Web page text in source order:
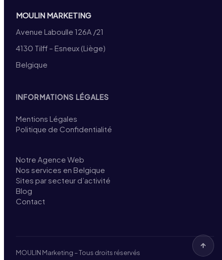
MOULIN MARKETING
Avenue Laboulle 126A /21
4130 Tilff – Esneux (Liège)
Belgique
INFORMATIONS LÉGALES
Mentions Légales
Politique de Confidentialité
Notre Agence Web
Nos services en Belgique
Sites par secteur d’activité
Blog
Contact
MOULIN Marketing – Tous droits réservés